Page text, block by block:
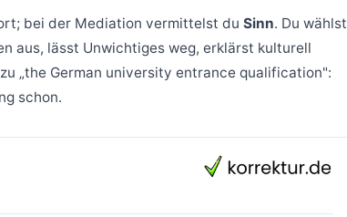
bei der Mediation vermittelst du Sinn. Du wählst
aus, lässt Unwichtiges weg, erklärst kulturell
„the German university entrance qualification":
schon.